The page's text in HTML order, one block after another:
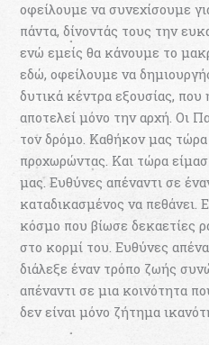
οφείλουμε να συνεχίσουμε
πάντα, δίνοντάς τους την
ενώ εμείς θα κάνουμε το
εδώ, οφείλουμε να
δυτικά κέντρα εξουσίας,
αποτελεί μόνο την αρχή. Οι
τον δρόμο. Καθήκον μας τώρα
προχωρώντας. Και τώρα
μας. Ευθύνες απέναντι σε
καταδικασμένος να πεθάνει.
κόσμο που βίωσε δεκαετίες
στο κορμί του. Ευθύνες
διάλεξε έναν τρόπο ζωής
απέναντι σε μια κοινότητα
δεν είναι μόνο ζήτημα